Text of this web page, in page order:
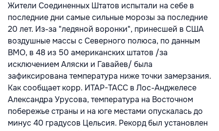
Жители Соединенных Штатов испытали на себе в
последние дни самые сильные морозы за последние
20 лет. Из-за "ледяной воронки", принесшей в США
воздушные массы с Северного полюса, по данным
ВМО, в 48 из 50 американских штатов /за
исключением Аляски и Гавайев/ была
зафиксирована температура ниже точки замерзания.
Как сообщает корр. ИТАР-ТАСС в Лос-Анджелесе
Александра Урусова, температура на Восточном
побережье страны и на юге местами опускалась до
минус 40 градусов Цельсия. Рекорд был установлен